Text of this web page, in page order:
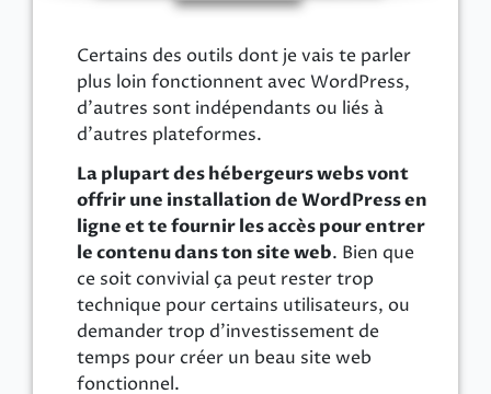
Certains des outils dont je vais te parler
plus loin fonctionnent avec WordPress,
d’autres sont indépendants ou liés à
d’autres plateformes.
La plupart des hébergeurs webs vont
offrir une installation de WordPress en
ligne et te fournir les accès pour entrer
le contenu dans ton site web. Bien que
ce soit convivial ça peut rester trop
technique pour certains utilisateurs, ou
demander trop d’investissement de
temps pour créer un beau site web
fonctionnel.